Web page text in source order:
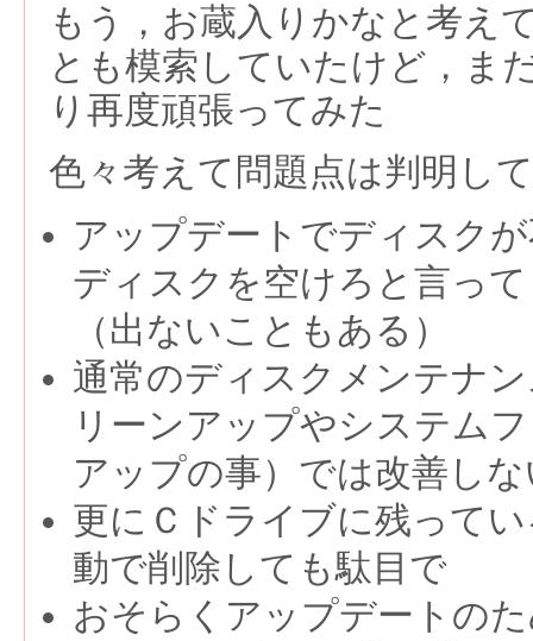
もう，お蔵入りかなと考え
とも模索していたけど，ま
り再度頑張ってみた
色々考えて問題点は判明し
アップデートでディスク
ディスクを空けろと言っ
（出ないこともある）
通常のディスクメンテナ
リーンアップやシステム
アップの事）では改善し
更にＣドライブに残って
動で削除しても駄目で
おそらくアップデートの